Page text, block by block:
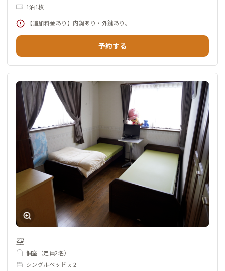
1泊1枚
【追加料金あり】内鍵あり・外鍵あり。
予約する
空
個室（定員2名）
シングルベッド x 2